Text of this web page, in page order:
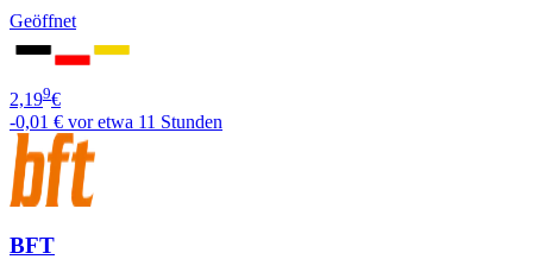
Geöffnet
2,199€
-0,01 € vor etwa 11 Stunden
BFT